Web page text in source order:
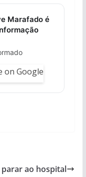
Marafado é
parar ao hospital